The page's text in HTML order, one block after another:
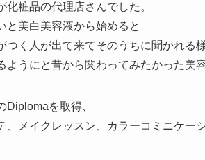
粧品の代理店さんでした。
と美白美容液から始めると
く人が出て来てそのうちに聞かれる様
うにと昔から関わってみたかった美
Diplomaを取得、
、メイクレッスン、カラーコミニケー